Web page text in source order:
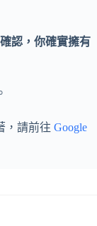
認，你確實擁有
，請前往 Google